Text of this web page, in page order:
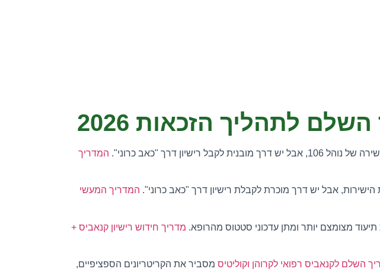
לתהליך הזכאות 2026
לקבל רישיון דרך "כאב כרוני".
המדריך
הישירות, אבל יש דרך מוכרת לקבלת רישיון דרך "כאב כרוני". המדריך המעשי
מצומצם יותר ומתן עדכוני סטטוס מהרופא. מדריך חידוש רישיון קנאביס +
השלם לקנאביס רפואי לקרוהן וקוליטיס מסביר את הקריטריונים הספציפיים,